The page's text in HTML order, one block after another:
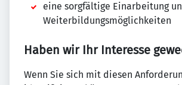
eine sorgfältige Einarbeitung
Weiterbildungsmöglichkeiten
Haben wir Ihr Interesse
Wenn Sie sich mit diesen